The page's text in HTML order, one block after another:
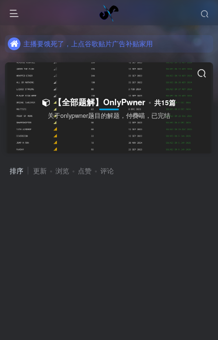
主播要饿死了，上点谷歌贴片广告补贴家用
主播要饿死了，上点谷歌贴片广告补贴家用
【全部题解】OnlyPwner 共15篇
关于onlypwner题目的解题，付费喵，已完结
排序 更新 浏览 点赞 评论